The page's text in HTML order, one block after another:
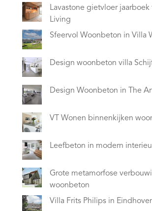
Lavastone gietvloer
Living
Sfeervol Woonbeton in Villa
Design woonbeton villa
Design Woonbeton in The
VT Wonen binnenkijken
Leefbeton in modern
Grote metamorfose
woonbeton
Villa Frits Philips in